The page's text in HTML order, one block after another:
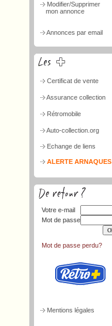
Modifier/Supprimer
mon annonce
Annonces par email
Certificat de vente
Assurance collection
Rétromobile
Auto-collection.org
Echange de liens
ALERTE ARNAQUES
Votre e-mail
Mot de passe
Mot de passe perdu?
Mentions légales